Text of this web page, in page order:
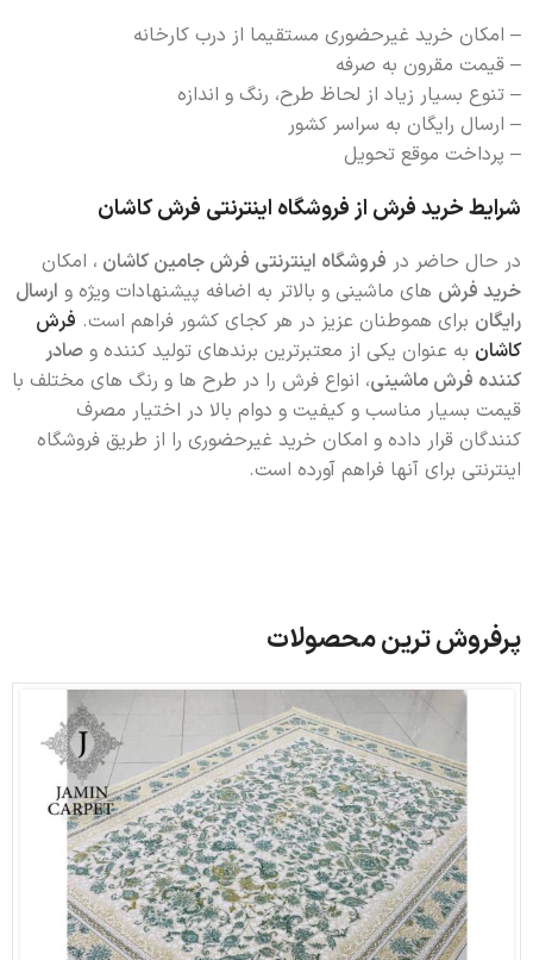
– امکان خرید غیرحضوری مستقیما از درب کارخانه
– قیمت مقرون به صرفه
– تنوع بسیار زیاد از لحاظ طرح، رنگ و اندازه
– ارسال رایگان به سراسر کشور
– پرداخت موقع تحویل
شرایط خرید فرش از فروشگاه اینترنتی فرش کاشان
در حال حاضر در فروشگاه اینترنتی فرش جامین کاشان ، امکان
خرید فرش های ماشینی و بالاتر به اضافه پیشنهادات ویژه و ارسال
رایگان برای هموطنان عزیز در هر کجای کشور فراهم است. فرش
کاشان به عنوان یکی از معتبرترین برندهای تولید کننده و صادر
کننده فرش ماشینی، انواع فرش را در طرح ها و رنگ های مختلف با
قیمت بسیار مناسب و کیفیت و دوام بالا در اختیار مصرف
کنندگان قرار داده و امکان خرید غیرحضوری را از طریق فروشگاه
اینترنتی برای آنها فراهم آورده است.
پرفروش ترین محصولات